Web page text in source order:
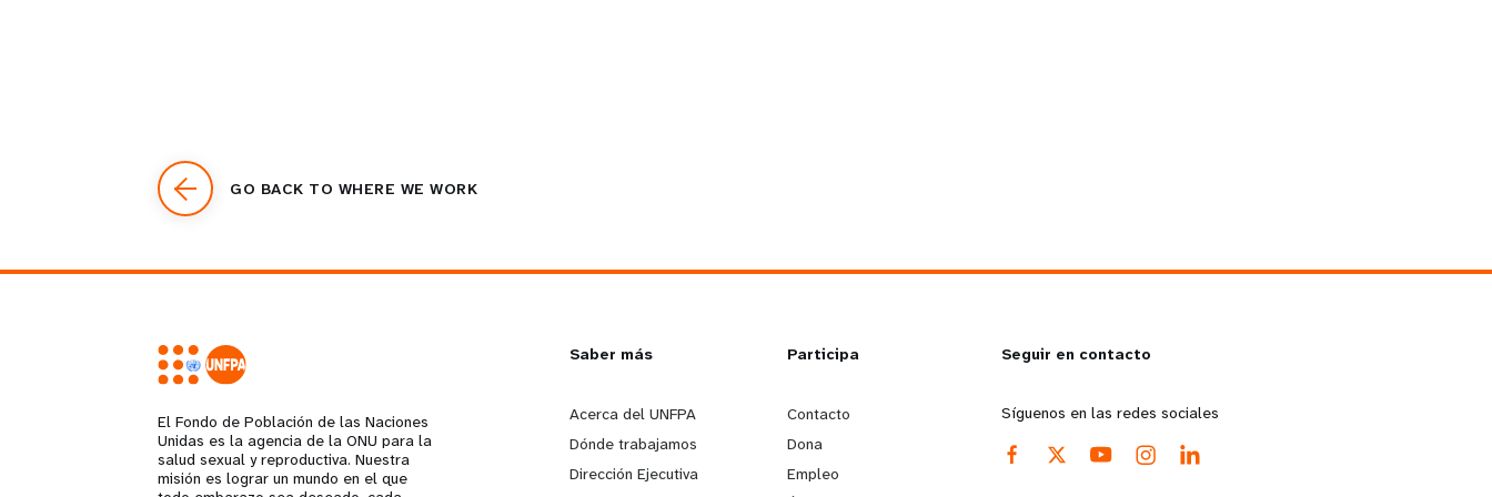
GO BACK TO WHERE WE WORK
El Fondo de Población de las Naciones
Unidas es la agencia de la ONU para la
salud sexual y reproductiva. Nuestra
misión es lograr un mundo en el que
L
e
a
Saber más
Acerca del UNFPA
Dónde trabajamos
Dirección Ejecutiva
G
o
b
Participa
Contacto
Dona
Empleo
Seguir en contacto
Síguenos en las redes sociales